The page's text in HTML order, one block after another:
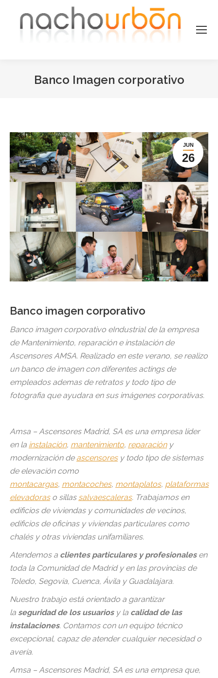
Banco Imagen corporativo
JUN
26
Banco imagen corporativo
Banco imagen corporativo eIndustrial de la empresa
de Mantenimiento, reparación e instalación de
Ascensores AMSA. Realizado en este verano, se realizo
un banco de imagen con diferentes actings de
empleados ademas de retratos y todo tipo de
fotografia que ayudara en sus imágenes corporativas.
Amsa – Ascensores Madrid, SA es una empresa líder
en la instalación, mantenimiento, reparacióny
modernización de ascensoresy todo tipo de sistemas
de elevación como
montacargas, montacoches, montaplatos, plataformas
elevadoraso sillas salvaescaleras. Trabajamos en
edificios de viviendas y comunidades de vecinos,
edificios de oficinas y viviendas particulares como
chalés y otras viviendas unifamiliares.
Atendemos a clientes particulares y profesionalesen
toda la Comunidad de Madrid y en las provincias de
Toledo, Segovia, Cuenca, Ávila y Guadalajara.
Nuestro trabajo está orientado a garantizar
la seguridad de los usuariosy la calidad de las
instalaciones. Contamos con un equipo técnico
excepcional, capaz de atender cualquier necesidad o
avería.
Amsa – Ascensores Madrid, SA es una empresa que,